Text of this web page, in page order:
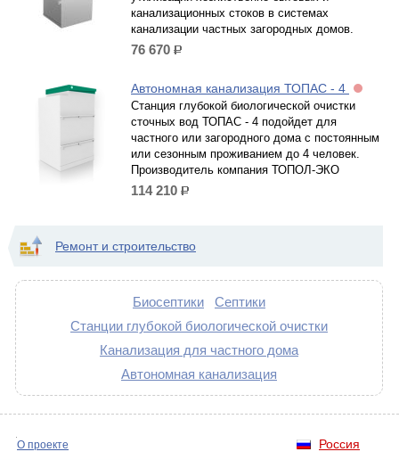
канализационных стоков в системах
канализации частных загородных домов.
76 670 р.
Автономная канализация ТОПАС - 4
Станция глубокой биологической очистки
сточных вод ТОПАС - 4 подойдет для
частного или загородного дома с постоянным
или сезонным проживанием до 4 человек.
Производитель компания ТОПОЛ-ЭКО
114 210 р.
Ремонт и строительство
Биосептики
Септики
Станции глубокой биологической очистки
Канализация для частного дома
Автономная канализация
Россия
О проекте